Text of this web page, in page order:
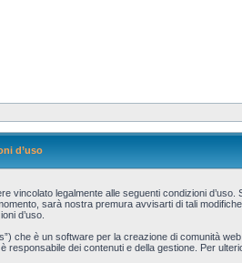
d’uso
vincolato legalmente alle seguenti condizioni
sarà nostra premura avvisarti di tali
d’uso.
che è un software per la creazione di comunità
dei contenuti e della gestione. Per